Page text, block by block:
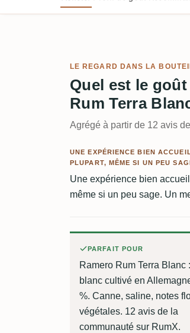
LE REGARD DANS LA
Quel est le
Rum Terra
Agrégé à partir de 12 avis
UNE EXPÉRIENCE BIEN
PLUPART, MÊME SI UN PEU
Une expérience bien
même si un peu sage. Un
PARFAIT POUR
Ramero Rum Terra Blanc
blanc cultivé en
%. Canne, saline, notes
végétales. 12 avis de la
communauté sur RumX.